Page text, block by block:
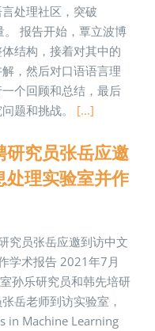
处理社区，突破
报告开始，覃立波博
结构，接着对其中的
，然后对口语语言理
个回顾和总结，最后
题和挑战。 [...]
研究员张岳应邀
处理实验室并作
究员张岳应邀到访中文
学术报告 2021年7月
孙乐研究员和韩先培研
岳老师到访实验室，
in Machine Learning